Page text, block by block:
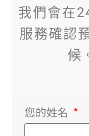
我們會在
服務確認
候
您的姓名